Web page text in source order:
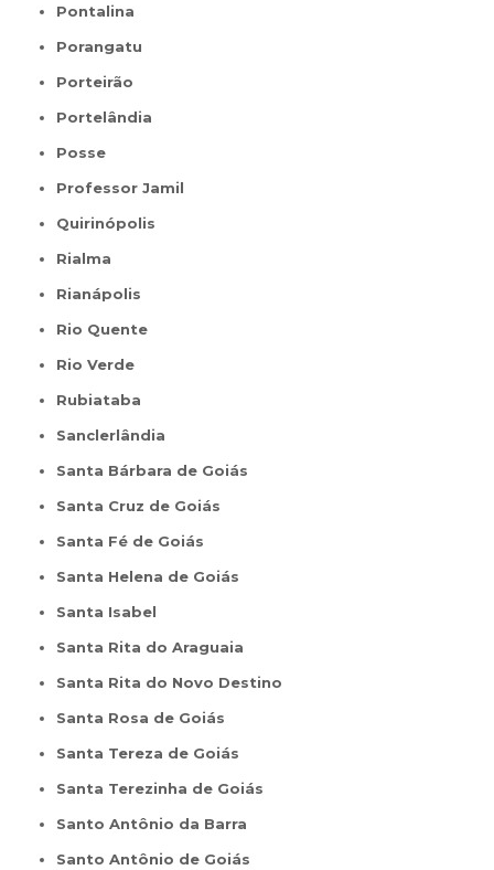
Pontalina
Porangatu
Porteirão
Portelândia
Posse
Professor Jamil
Quirinópolis
Rialma
Rianápolis
Rio Quente
Rio Verde
Rubiataba
Sanclerlândia
Santa Bárbara de Goiás
Santa Cruz de Goiás
Santa Fé de Goiás
Santa Helena de Goiás
Santa Isabel
Santa Rita do Araguaia
Santa Rita do Novo Destino
Santa Rosa de Goiás
Santa Tereza de Goiás
Santa Terezinha de Goiás
Santo Antônio da Barra
Santo Antônio de Goiás